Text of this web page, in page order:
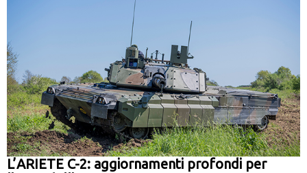
L’ARIETE C-2: aggiornamenti profondi per